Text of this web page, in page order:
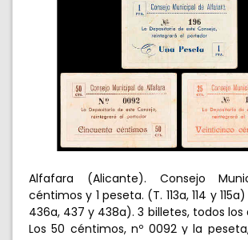
Alfafara (Alicante). Consejo
céntimos y 1 peseta. (T. 113a, 114 y
436a, 437 y 438a). 3 billetes, todos los
Los 50 céntimos, nº 0092 y la peseta,